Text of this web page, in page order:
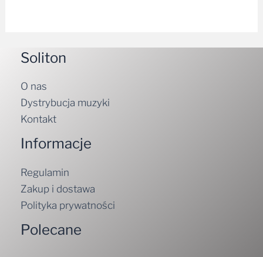
Soliton
O nas
Dystrybucja muzyki
Kontakt
Informacje
Regulamin
Zakup i dostawa
Polityka prywatności
Polecane